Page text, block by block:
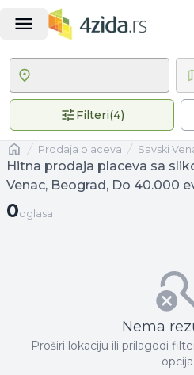
Filteri(4)4
Naslovnaprodaja placeva Savski
Hitna prodaja placeva sa
Venac, Beograd, Do 40.000
0 oglasa
0oglasa
Nema
Proširi lokaciju ili prilagodi
opcija